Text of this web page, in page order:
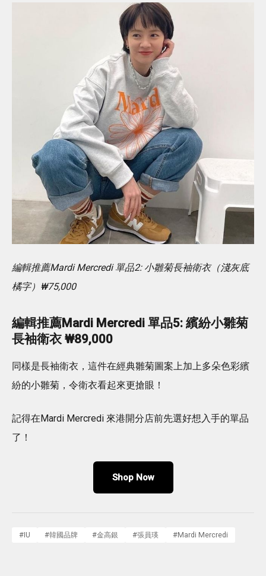
編輯推薦Mardi Mercredi 單品2: 小雛菊長袖衛衣（淺灰底
橘字）₩75,000
編輯推薦Mardi Mercredi 單品5: 繽紛小雛菊
長袖衛衣 ₩89,000
同樣是長袖衛衣，這件在經典雛菊圖案上加上多朵色彩繽
紛的小雛菊，令衛衣看起來更搶眼！
記得在Mardi Mercredi 來港開分店前先選好想入手的單品
了！
Shop Now
#IU #韓國品牌 #金高銀 #張員瑛 #Mardi Mercredi